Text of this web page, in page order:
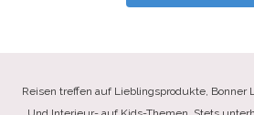
Reisen treffen auf Lieblingsprodukte, Bonner